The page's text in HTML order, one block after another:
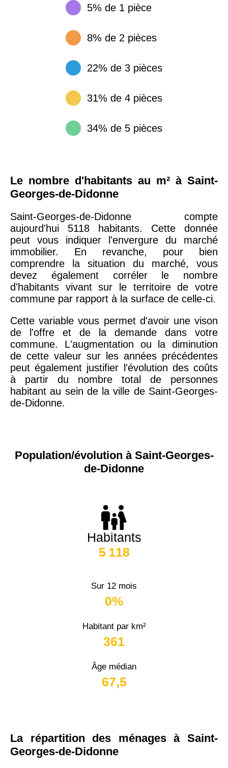
5% de 1 pièce
8% de 2 pièces
22% de 3 pièces
31% de 4 pièces
34% de 5 pièces
Le nombre d'habitants au m² à Saint-
Georges-de-Didonne
Saint-Georges-de-Didonne compte
aujourd'hui 5118 habitants. Cette donnée
peut vous indiquer l'envergure du marché
immobilier. En revanche, pour bien
comprendre la situation du marché, vous
devez également corréler le nombre
d'habitants vivant sur le territoire de votre
commune par rapport à la surface de celle-ci.
Cette variable vous permet d'avoir une vison
de l'offre et de la demande dans votre
commune. L'augmentation ou la diminution
de cette valeur sur les années précédentes
peut également justifier l'évolution des coûts
à partir du nombre total de personnes
habitant au sein de la ville de Saint-Georges-
de-Didonne.
Population/évolution à Saint-Georges-
de-Didonne
Habitants
5 118
Sur 12 mois
0%
Habitant par km²
361
Âge médian
67,5
La répartition des ménages à Saint-
Georges-de-Didonne